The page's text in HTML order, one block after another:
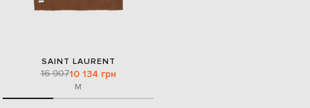
SAINT LAURENT
16 90710 134 грн
M